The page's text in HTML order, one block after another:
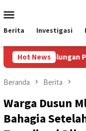
ke
kontenMobile
Berita Investigasi
Hot News
Per Hari Sabtu
Beranda Berita
Warga Dusun
Bahagia